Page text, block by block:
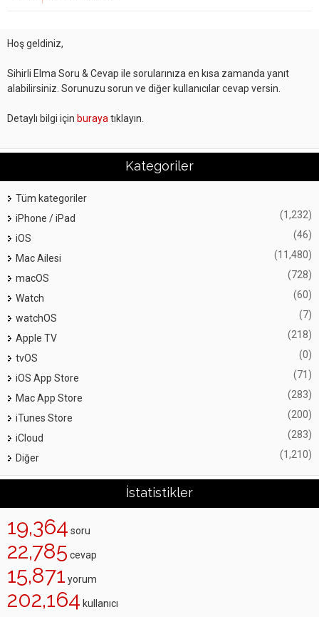
Hoş geldiniz,
Sihirli Elma Soru & Cevap ile sorularınıza en kısa zamanda yanıt
alabilirsiniz. Sorunuzu sorun ve diğer kullanıcılar cevap versin.
Detaylı bilgi için buraya tıklayın.
Kategoriler
Tüm kategoriler
iPhone / iPad
(1,232)
iOS (46)
Mac Ailesi (11,480)
macOS (728)
Watch (60)
watchOS (7)
Apple TV (218)
tvOS (0)
iOS App Store (71)
Mac App Store (283)
iTunes Store (200)
iCloud (283)
Diğer (1,210)
İstatistikler
19,364 soru
22,785 cevap
15,871 yorum
202,164 kullanıcı